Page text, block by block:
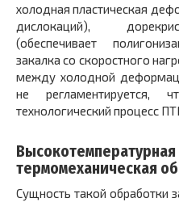
холодная пластическая
дислокаций),
(обеспечивает
закалка со скоростного
между холодной
не регламентируется,
технологический процесс
термомеханическая
Сущность такой обработки